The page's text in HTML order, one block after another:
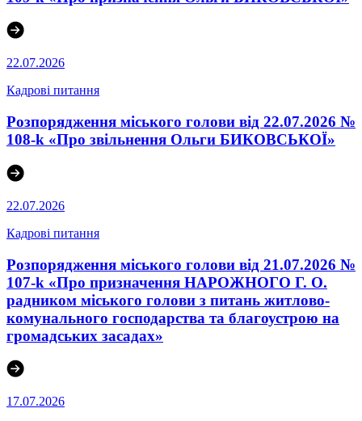
22.07.2026
Кадрові питання
Розпорядження міського голови від 22.07.2026 №
108-k «Про звільнення Ольги БИКОВСЬКОЇ»
22.07.2026
Кадрові питання
Розпорядження міського голови від 21.07.2026 №
107-k «Про призначення НАРОЖНОГО Г. О.
радником міського голови з питань житлово-
комунального господарства та благоустрою на
громадських засадах»
17.07.2026